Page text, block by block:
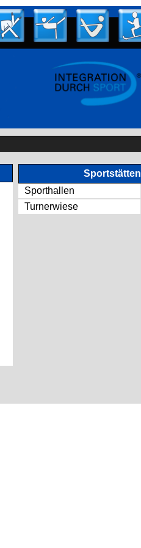
Sportstätten
Sporthallen
Turnerwiese